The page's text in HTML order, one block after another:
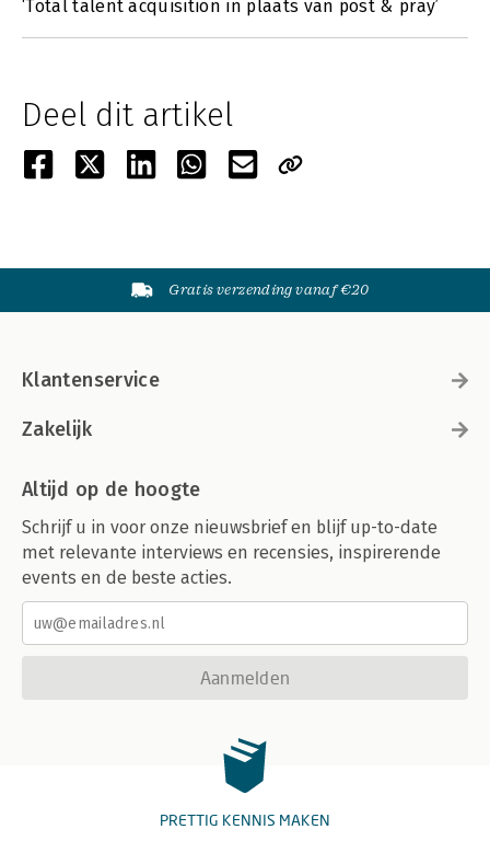
‘Total talent acquisition in plaats van post & pray’
Deel dit artikel
Gratis verzending vanaf €20
Klantenservice
Zakelijk
Altijd op de hoogte
Schrijf u in voor onze nieuwsbrief en blijf up-to-date
met relevante interviews en recensies, inspirerende
events en de beste acties.
Aanmelden
PRETTIG KENNIS MAKEN